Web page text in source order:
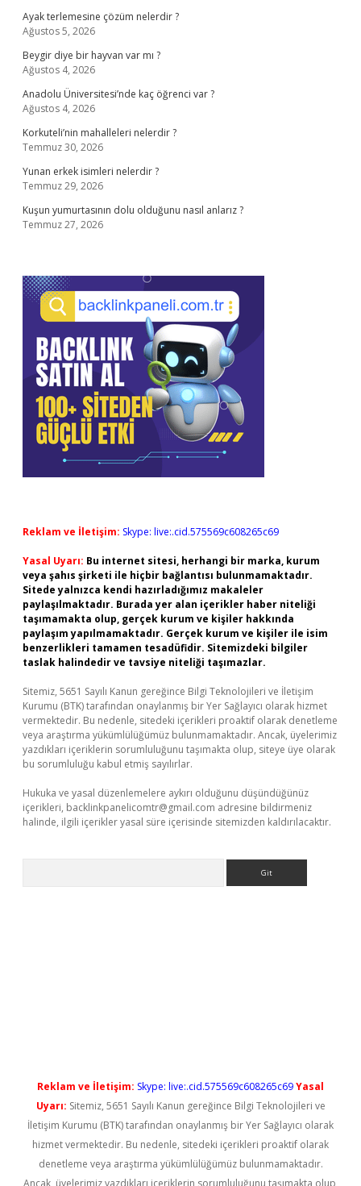
Ayak terlemesine çözüm nelerdir ?
Ağustos 5, 2026
Beygir diye bir hayvan var mı ?
Ağustos 4, 2026
Anadolu Üniversitesi’nde kaç öğrenci var ?
Ağustos 4, 2026
Korkuteli’nin mahalleleri nelerdir ?
Temmuz 30, 2026
Yunan erkek isimleri nelerdir ?
Temmuz 29, 2026
Kuşun yumurtasının dolu olduğunu nasıl anlarız ?
Temmuz 27, 2026
Reklam ve İletişim: Skype: live:.cid.575569c608265c69
Yasal Uyarı: Bu internet sitesi, herhangi bir marka, kurum
veya şahıs şirketi ile hiçbir bağlantısı bulunmamaktadır.
Sitede yalnızca kendi hazırladığımız makaleler
paylaşılmaktadır. Burada yer alan içerikler haber niteliği
taşımamakta olup, gerçek kurum ve kişiler hakkında
paylaşım yapılmamaktadır. Gerçek kurum ve kişiler ile isim
benzerlikleri tamamen tesadüfidir. Sitemizdeki bilgiler
taslak halindedir ve tavsiye niteliği taşımazlar.
Sitemiz, 5651 Sayılı Kanun gereğince Bilgi Teknolojileri ve İletişim
Kurumu (BTK) tarafından onaylanmış bir Yer Sağlayıcı olarak hizmet
vermektedir. Bu nedenle, sitedeki içerikleri proaktif olarak denetleme
veya araştırma yükümlülüğümüz bulunmamaktadır. Ancak, üyelerimiz
yazdıkları içeriklerin sorumluluğunu taşımakta olup, siteye üye olarak
bu sorumluluğu kabul etmiş sayılırlar.
Hukuka ve yasal düzenlemelere aykırı olduğunu düşündüğünüz
içerikleri, backlinkpanelicomtr@gmail.com adresine bildirmeniz
halinde, ilgili içerikler yasal süre içerisinde sitemizden kaldırılacaktır.
Reklam ve İletişim: Skype: live:.cid.575569c608265c69Yasal
Uyarı: Sitemiz, 5651 Sayılı Kanun gereğince Bilgi Teknolojileri ve
İletişim Kurumu (BTK) tarafından onaylanmış bir Yer Sağlayıcı olarak
hizmet vermektedir. Bu nedenle, sitedeki içerikleri proaktif olarak
denetleme veya araştırma yükümlülüğümüz bulunmamaktadır.
Ancak, üyelerimiz yazdıkları içeriklerin sorumluluğunu taşımakta olup,